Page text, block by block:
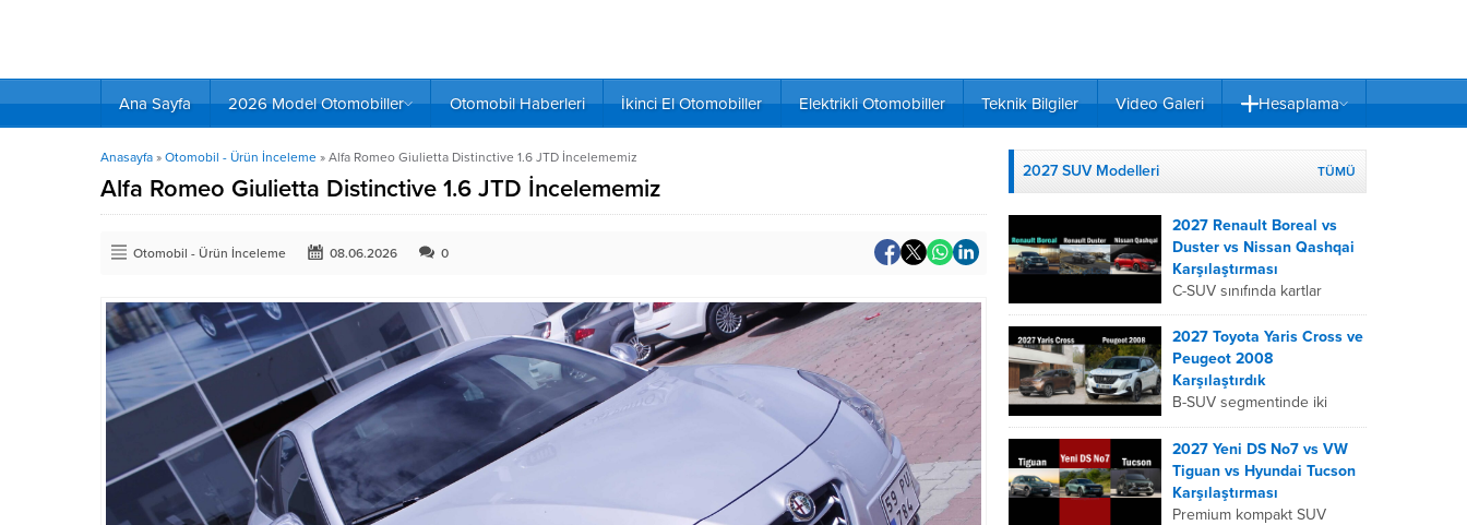
Ana Sayfa 2026 Model Otomobiller Otomobil Haberleri İkinci El Otomobiller Elektrikli Otomobiller Teknik Bilgiler Video Galeri Hesaplama
Anasayfa » Otomobil - Ürün İnceleme » Alfa Romeo Giulietta Distinctive 1.6 JTD İncelememiz
Alfa Romeo Giulietta Distinctive 1.6 JTD İncelememiz
Otomobil - Ürün İnceleme 08.06.2026 0
2027 SUV Modelleri TÜMÜ
2027 Renault Boreal vs
Duster vs Nissan Qashqai
Karşılaştırması
C-SUV sınıfında kartlar
yeniden dağıtıldı. 2027
Renault Boreal, Renault
Duster ve Nissan Qashqai;
her biri farklı bir sürüş
deneyimi, motor...
2027 Toyota Yaris Cross ve
Peugeot 2008
Karşılaştırdık
B-SUV segmentinde iki
önemli oyuncu olan 2027
Toyota Yaris
Cross ve Peugeot 2008,
farklı mühendislik
felsefeleriyle kullanıcıların
2027 Yeni DS No7 vs VW
Tiguan vs Hyundai Tucson
Karşılaştırması
Premium kompakt SUV